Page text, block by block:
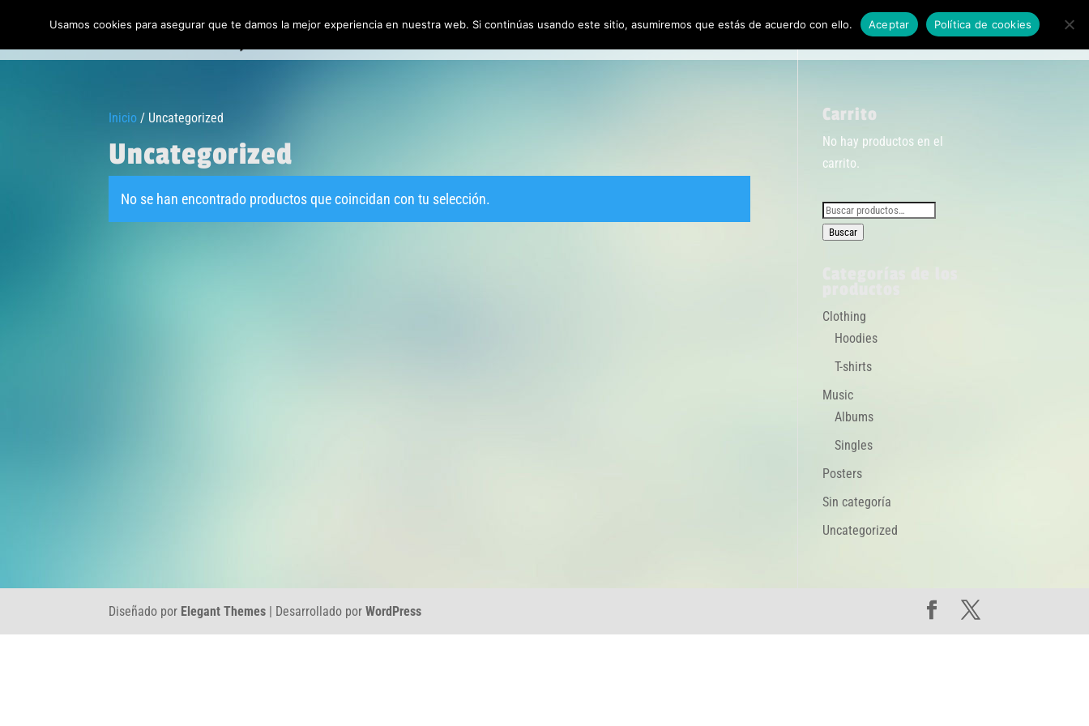
Inicio Galería Servicios Política de Calidad Contactar Política de Privacidad Buenas Prácticas En Establecimientos Covid-19
Inicio / Uncategorized
Uncategorized
No se han encontrado productos que coincidan con tu selección.
Carrito
No hay productos en el
carrito.
Buscar
por:
Buscar
Clothing
Hoodies
T-shirts
Music
Albums
Singles
Posters
Sin categoría
Uncategorized
Diseñado por Elegant Themes | Desarrollado porWordPress
Usamos cookies para asegurar que te damos la mejor experiencia en nuestra web. Si continúas usando este sitio, asumiremos que estás de acuerdo con ello. Aceptar Política de cookies